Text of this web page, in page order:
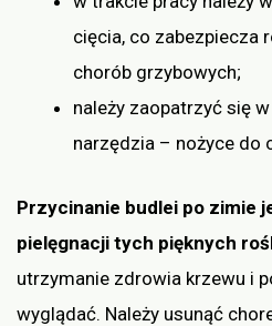
cięcia, co zabezpiecza
chorób grzybowych;
należy zaopatrzyć się
narzędzia – nożyce do
Przycinanie budlei po zimie
pielęgnacji tych pięknych
utrzymanie zdrowia krzewu i
wyglądać. Należy usunąć